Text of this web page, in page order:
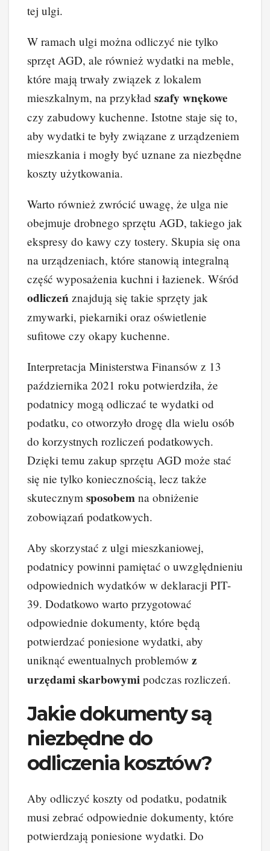
tej ulgi.
W ramach ulgi można odliczyć nie tylko
sprzęt AGD, ale również wydatki na meble,
które mają trwały związek z lokalem
mieszkalnym, na przykład szafy wnękowe
czy zabudowy kuchenne. Istotne staje się to,
aby wydatki te były związane z urządzeniem
mieszkania i mogły być uznane za niezbędne
koszty użytkowania.
Warto również zwrócić uwagę, że ulga nie
obejmuje drobnego sprzętu AGD, takiego jak
ekspresy do kawy czy tostery. Skupia się ona
na urządzeniach, które stanowią integralną
część wyposażenia kuchni i łazienek. Wśród
odliczeń znajdują się takie sprzęty jak
zmywarki, piekarniki oraz oświetlenie
sufitowe czy okapy kuchenne.
Interpretacja Ministerstwa Finansów z 13
października 2021 roku potwierdziła, że
podatnicy mogą odliczać te wydatki od
podatku, co otworzyło drogę dla wielu osób
do korzystnych rozliczeń podatkowych.
Dzięki temu zakup sprzętu AGD może stać
się nie tylko koniecznością, lecz także
skutecznym sposobem na obniżenie
zobowiązań podatkowych.
Aby skorzystać z ulgi mieszkaniowej,
podatnicy powinni pamiętać o uwzględnieniu
odpowiednich wydatków w deklaracji PIT-
39. Dodatkowo warto przygotować
odpowiednie dokumenty, które będą
potwierdzać poniesione wydatki, aby
uniknąć ewentualnych problemów z
urzędami skarbowymi podczas rozliczeń.
Jakie dokumenty są
niezbędne do
odliczenia kosztów?
Aby odliczyć koszty od podatku, podatnik
musi zebrać odpowiednie dokumenty, które
potwierdzają poniesione wydatki. Do